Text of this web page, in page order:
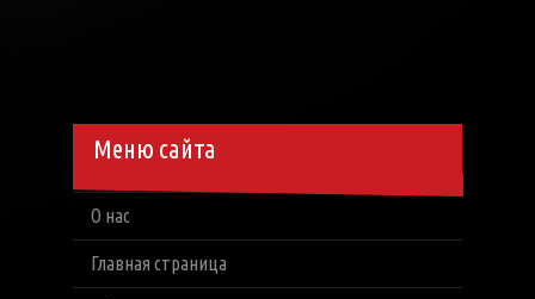
Меню сайта
О нас
Главная страница